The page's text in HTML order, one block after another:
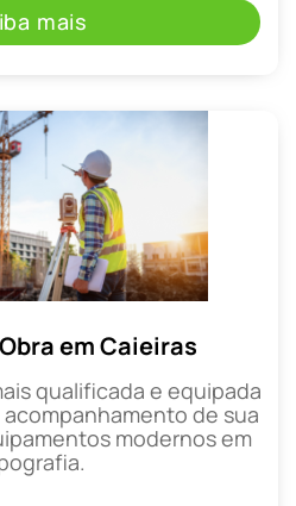
mais
em Caieiras
qualificada e equipada
de sua
modernos em